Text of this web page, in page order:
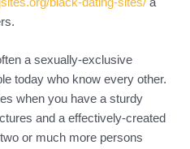
a sexually-exclusive
today who know every other.
when you have a sturdy
and a effectively-created
or much more persons